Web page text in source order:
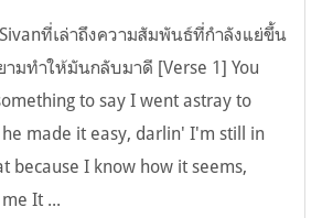
ที่เล่าถึงความสัมพันธ์ที่กำลังแย่ขึ้น
ามทำให้มันกลับมาดี [Verse 1] You
to say I went astray to
made it easy, darlin' I'm still in
because I know how it seems,
It ...